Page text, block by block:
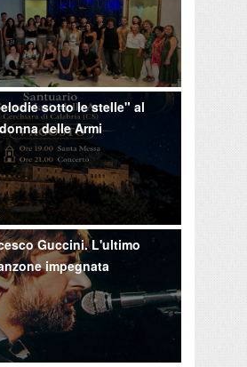
sotto le stelle" al
delle Armi
Guccini. L'ultimo
impegnata